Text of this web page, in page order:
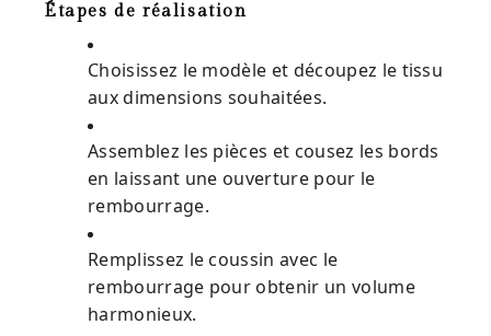
Étapes de réalisation
Choisissez le modèle et découpez le tissu
aux dimensions souhaitées.
Assemblez les pièces et cousez les bords
en laissant une ouverture pour le
rembourrage.
Remplissez le coussin avec le
rembourrage pour obtenir un volume
harmonieux.